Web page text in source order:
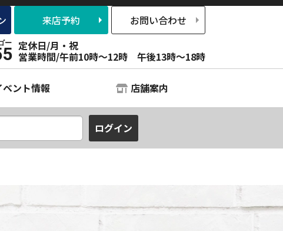
来店予約 お問い合わせ
定休日/月・祝
営業時間/午前10時～12時 午後13時～18時
ベント情報 店舗案内